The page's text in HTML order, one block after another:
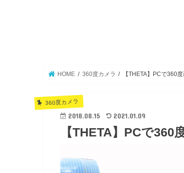
HOME 360度カメラ 【THETA】PCで360
360度カメラ
2018.08.15 2021.01.09
【THETA】PCで360